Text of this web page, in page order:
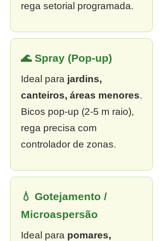
rega setorial programada.
🌊 Spray (Pop-up)
Ideal para jardins,
canteiros, áreas menores.
Bicos pop-up (2-5 m raio),
rega precisa com
controlador de zonas.
💧 Gotejamento /
Microaspersão
Ideal para pomares,